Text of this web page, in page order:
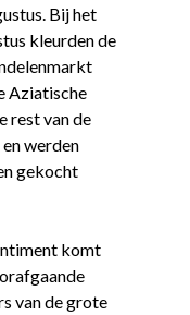
Bij het
kleurden de
Aziatische
rest van de
werden
gekocht
komt
van de grote